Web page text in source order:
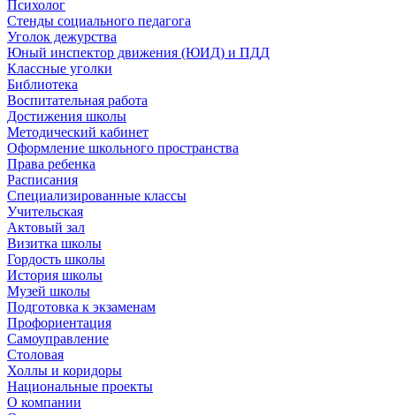
Психолог
Стенды социального педагога
Уголок дежурства
Юный инспектор движения (ЮИД) и ПДД
Классные уголки
Библиотека
Воспитательная работа
Достижения школы
Методический кабинет
Оформление школьного пространства
Права ребенка
Расписания
Специализированные классы
Учительская
Актовый зал
Визитка школы
Гордость школы
История школы
Музей школы
Подготовка к экзаменам
Профориентация
Самоуправление
Столовая
Холлы и коридоры
Национальные проекты
О компании